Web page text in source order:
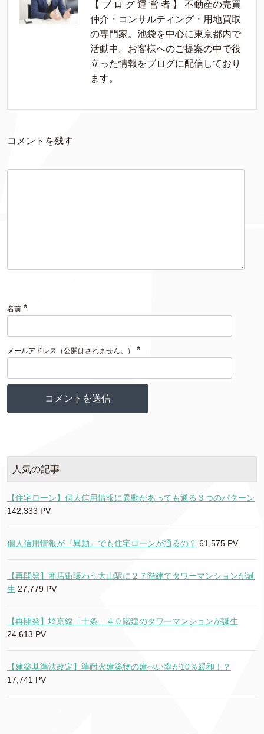
【 ブ ロ グ 運 営 者 】 不動産の売買
仲介・コンサルティング・用地買取
の専門家。池袋を中心に東京都内で
活動中。お客様へのご提案の中で役
立った情報をブログに配信しており
ます。
コメントを残す
名前 *
メールアドレス（公開はされません。） *
人気の記事
【住宅ローン】個人信用情報に異動があっても通る３つのパターン
142,333 PV
個人信用情報が『異動』でも住宅ローンが通るの？ 61,575 PV
【再開発】商店街賑わう大山駅に２７階建てタワーマンションが誕
生 27,779 PV
【再開発】埼京線「十条」４０階建のタワーマンションが誕生
24,613 PV
【建築基準法改定】準耐火建築物の建ぺい率が10％緩和！？
17,741 PV